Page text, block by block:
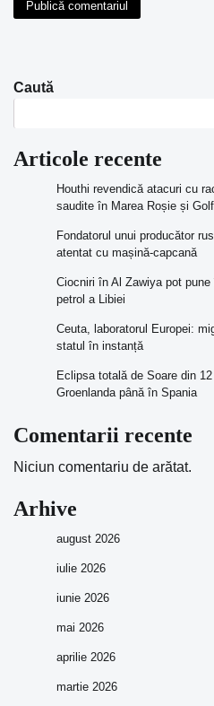
Caută
Articole recente
Houthi revendică atacuri cu
saudite în Marea Roșie și
Fondatorul unui producător
atentat cu mașină-capcană
Ciocniri în Al Zawiya pot
petrol a Libiei
Ceuta, laboratorul Europei:
statul în instanță
Eclipsa totală de Soare din
Groenlanda până în Spania
Comentarii recente
Niciun comentariu de arătat.
Arhive
august 2026
iulie 2026
iunie 2026
mai 2026
aprilie 2026
martie 2026